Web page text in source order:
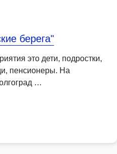
берега"
это дети, подростки,
пенсионеры. На
…